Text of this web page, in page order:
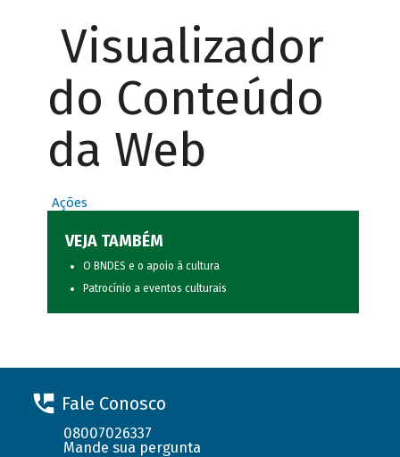
Visualizador
do Conteúdo
da Web
Ações
VEJA TAMBÉM
O BNDES e o apoio à cultura
Patrocínio a eventos culturais
Fale Conosco
08007026337
Mande sua pergunta